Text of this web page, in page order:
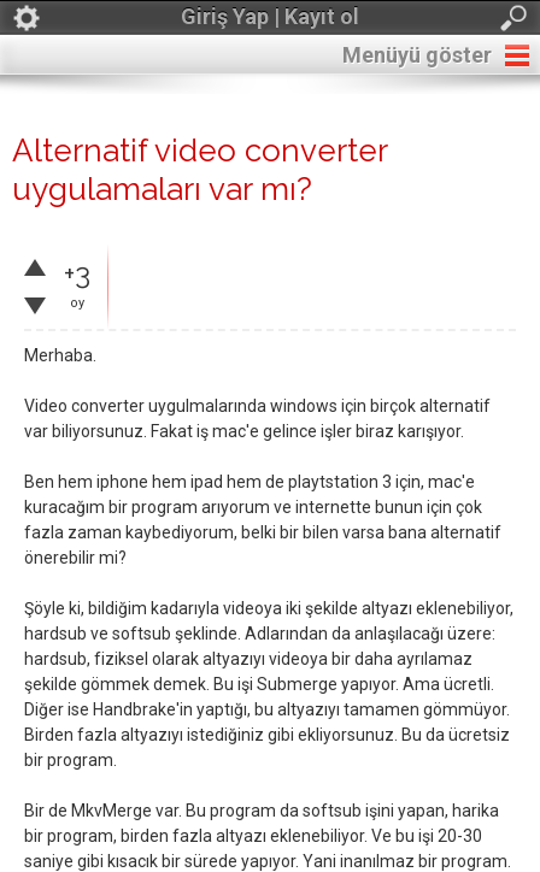
Giriş Yap | Kayıt ol
Menüyü göster
Alternatif video converter
uygulamaları var mı?
+3
oy
Merhaba.
Video converter uygulmalarında windows için birçok alternatif
var biliyorsunuz. Fakat iş mac'e gelince işler biraz karışıyor.
Ben hem iphone hem ipad hem de playtstation 3 için, mac'e
kuracağım bir program arıyorum ve internette bunun için çok
fazla zaman kaybediyorum, belki bir bilen varsa bana alternatif
önerebilir mi?
Şöyle ki, bildiğim kadarıyla videoya iki şekilde altyazı eklenebiliyor,
hardsub ve softsub şeklinde. Adlarından da anlaşılacağı üzere:
hardsub, fiziksel olarak altyazıyı videoya bir daha ayrılamaz
şekilde gömmek demek. Bu işi Submerge yapıyor. Ama ücretli.
Diğer ise Handbrake'in yaptığı, bu altyazıyı tamamen gömmüyor.
Birden fazla altyazıyı istediğiniz gibi ekliyorsunuz. Bu da ücretsiz
bir program.
Bir de MkvMerge var. Bu program da softsub işini yapan, harika
bir program, birden fazla altyazı eklenebiliyor. Ve bu işi 20-30
saniye gibi kısacık bir sürede yapıyor. Yani inanılmaz bir program.